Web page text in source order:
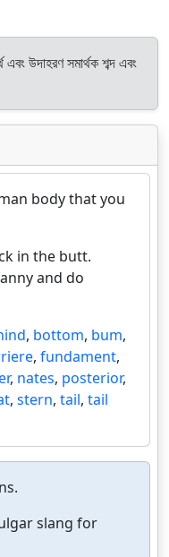
এবং উদাহরণ সমার্থক শব্দ এবং
body that you
in the butt.
and do
, bottom, bum,
, fundament,
, nates, posterior,
, stern, tail, tail
slang for